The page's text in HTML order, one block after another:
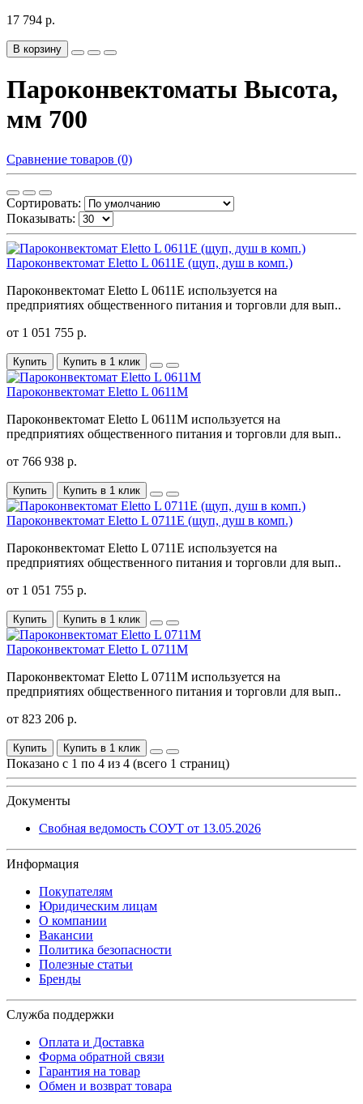
17 794 р.
В корзину
Пароконвектоматы Высота,
мм 700
Сравнение товаров (0)
Сортировать:
Показывать:
Пароконвектомат Eletto L 0611E (щуп, душ в комп.)
Пароконвектомат Eletto L 0611E используется на
предприятиях общественного питания и торговли для вып..
от 1 051 755 р.
Купить Купить в 1 клик
Пароконвектомат Eletto L 0611M
Пароконвектомат Eletto L 0611M используется на
предприятиях общественного питания и торговли для вып..
от 766 938 р.
Купить Купить в 1 клик
Пароконвектомат Eletto L 0711E (щуп, душ в комп.)
Пароконвектомат Eletto L 0711E используется на
предприятиях общественного питания и торговли для вып..
от 1 051 755 р.
Купить Купить в 1 клик
Пароконвектомат Eletto L 0711M
Пароконвектомат Eletto L 0711M используется на
предприятиях общественного питания и торговли для вып..
от 823 206 р.
Купить Купить в 1 клик
Показано с 1 по 4 из 4 (всего 1 страниц)
Документы
Свобная ведомость СОУТ от 13.05.2026
Информация
Покупателям
Юридическим лицам
О компании
Вакансии
Политика безопасности
Полезные статьи
Бренды
Служба поддержки
Оплата и Доставка
Форма обратной связи
Гарантия на товар
Обмен и возврат товара